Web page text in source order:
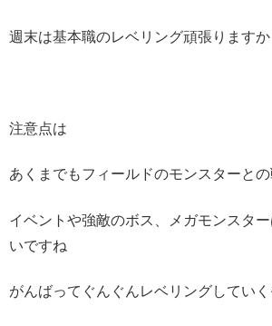
週末は基本職のレベリング頑張りますか
注意点は
あくまでもフィールドのモンスターと
イベントや強敵のボス、メガモンスタ
いですね
がんばってぐんぐんレベリングしていく